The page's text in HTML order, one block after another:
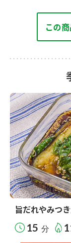
この
旨だれやみつ
15 分